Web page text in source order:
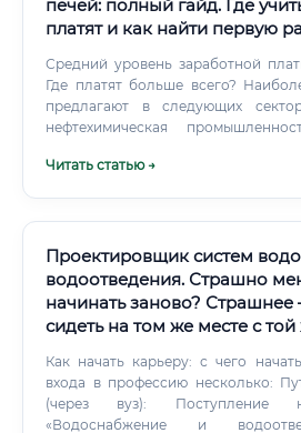
печей: полный гайд. Где
платят и как найти первую
Средний уровень заработной
Где платят больше всего?
предлагают в следующих секторах:
нефтехимическая
Крупные металлургические
Читать статью →
Проектировщик систем
водоотведения. Страшно
начинать заново? Страшнее
сидеть на том же месте с
Как начать карьеру: с чего
входа в профессию несколько: Путь 1 — Классический
(через вуз): Поступление
«Водоснабжение и